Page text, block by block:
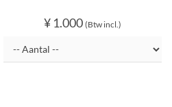
¥ 1.000 (Btw incl.)